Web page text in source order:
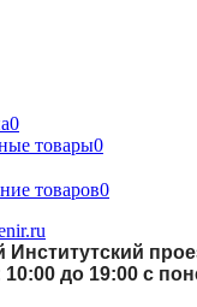
0
товары0
товаров0
Институтский
до 19:00 с